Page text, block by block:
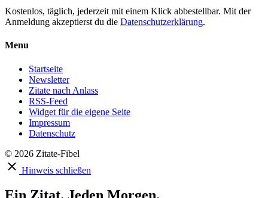
Kostenlos, täglich, jederzeit mit einem Klick abbestellbar. Mit der
Anmeldung akzeptierst du die Datenschutzerklärung.
Menu
Startseite
Newsletter
Zitate nach Anlass
RSS-Feed
Widget für die eigene Seite
Impressum
Datenschutz
© 2026 Zitate-Fibel
Hinweis schließen